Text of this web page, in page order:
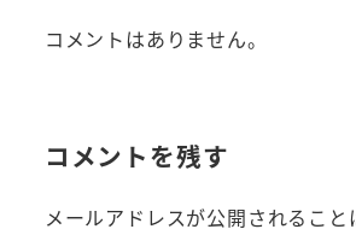
コメントはありません。
コメントを残す
メールアドレスが公開されること